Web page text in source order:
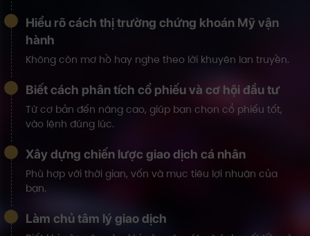
Hiểu rõ cách thị trường chứng khoán Mỹ vận
hành
Không còn mơ hồ hay nghe theo lời khuyên lan truyền.
Biết cách phân tích cổ phiếu và cơ hội đầu tư
Từ cơ bản đến nâng cao, giúp bạn chọn cổ phiếu tốt,
vào lệnh đúng lúc.
Xây dựng chiến lược giao dịch cá nhân
Phù hợp với thời gian, vốn và mục tiêu lợi nhuận của
bạn.
Làm chủ tâm lý giao dịch